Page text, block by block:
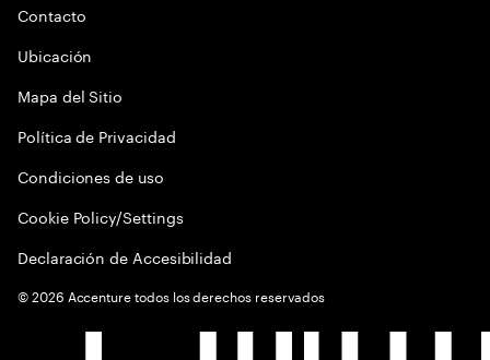
Contacto
Ubicación
Mapa del Sitio
Política de Privacidad
Condiciones de uso
Cookie Policy/Settings
Declaración de Accesibilidad
©2026 Accenture todos los derechos reservados